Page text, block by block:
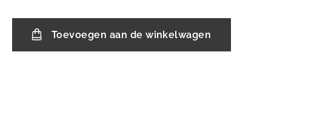
Toevoegen aan de winkelwagen